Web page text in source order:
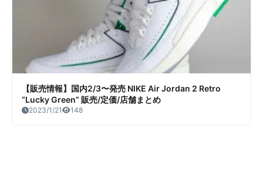
【販売情報】国内2/3〜発売 NIKE Air Jordan 2 Retro
“Lucky Green” 販売/定価/店舗まとめ
2023/1/21 148